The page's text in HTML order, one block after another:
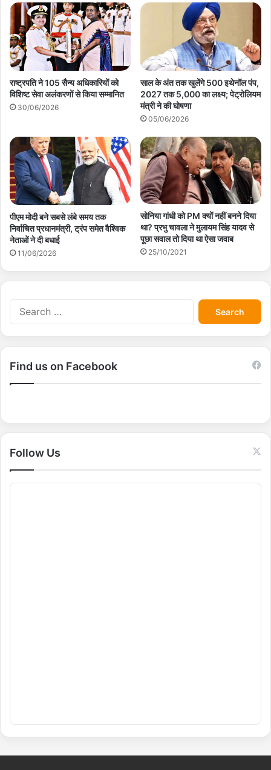
राष्ट्रपति ने 105 सैन्य अधिकारियों को
विशिष्ट सेवा अलंकरणों से किया सम्मानित
30/06/2026
साल के अंत तक खुलेंगे 500 इथेनॉल पंप,
2027 तक 5,000 का लक्ष्य; पेट्रोलियम
मंत्री ने की घोषणा
05/06/2026
पीएम मोदी बने सबसे लंबे समय तक
निर्वाचित प्रधानमंत्री, ट्रंप समेत वैश्विक
नेताओं ने दी बधाई
11/06/2026
सोनिया गांधी को PM क्यों नहीं बनने दिया
था? प्रभु चावला ने मुलायम सिंह यादव से
पूछा सवाल तो दिया था ऐसा जवाब
25/10/2021
S
e
a
r
r
:
Find us on Facebook
Follow Us